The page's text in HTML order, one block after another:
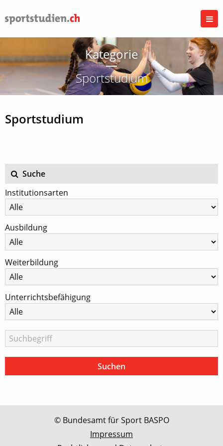
Kategorie
Sportstudium
Sportstudium
Suche
Institutionsarten
Ausbildung
Weiterbildung
Unterrichtsbefähigung
© Bundesamt für Sport BASPO
Impressum